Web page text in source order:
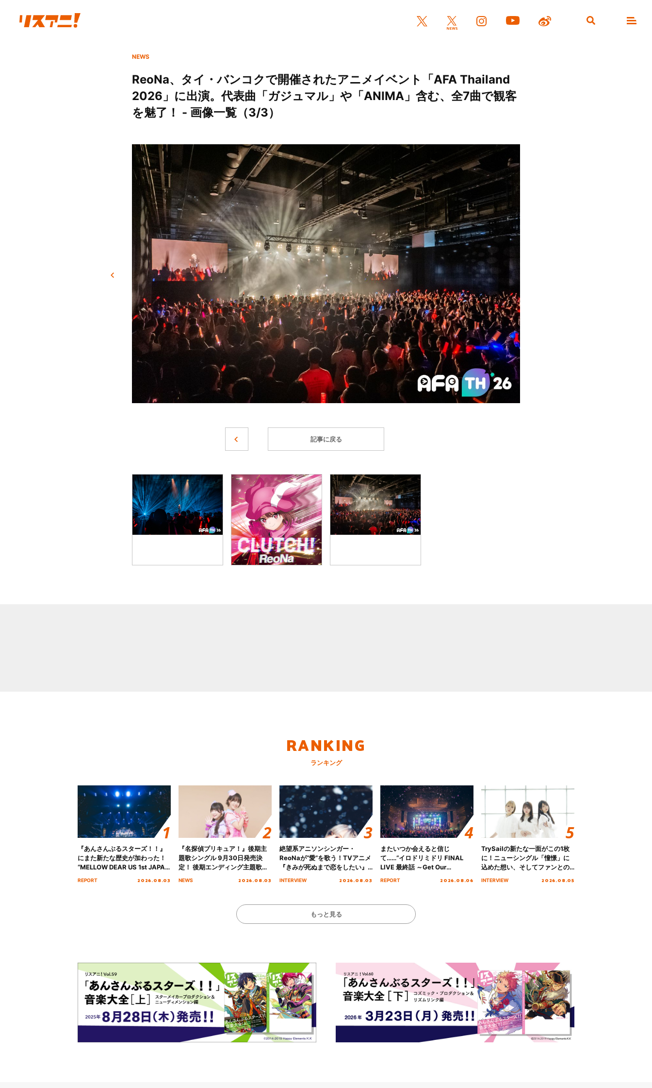
NEWS
ReoNa、タイ・バンコクで開催されたアニメイベント「AFA Thailand
2026」に出演。代表曲「ガジュマル」や「ANIMA」含む、全7曲で観客
を魅了！ - 画像一覧（3/3）
記事に戻る
RANKING
ランキング
『あんさんぶるスターズ！！』
にまた新たな歴史が加わった！
“MELLOW DEAR US 1st JAPAN
Tour Final「NICE to meet YOU
REPORT 2026.08.03
『名探偵プリキュア！』後期主
題歌シングル 9月30日発売決
定！ 後期エンディング主題歌
「いつかわかる☆きっとあえ
NEWS 2026.08.03
絶望系アニソンシンガー・
ReoNaが“愛”を歌う！TVアニメ
『きみが死ぬまで恋をしたい』
オープニング主題歌「Amore」
INTERVIEW 2026.08.03
またいつか会えると信じ
て……“イロドリミドリ FINAL
LIVE 最終話 ～Get Our
MIRAI!!!!!!!!!!!!!!～”10年の活動
REPORT 2026.08.06
TrySailの新たな一面がこの1枚
に！ニューシングル「憧憬」に
込めた想い、そしてファンとの
10周年の打ち上げライブを終え
INTERVIEW 2026.08.05
もっと見る